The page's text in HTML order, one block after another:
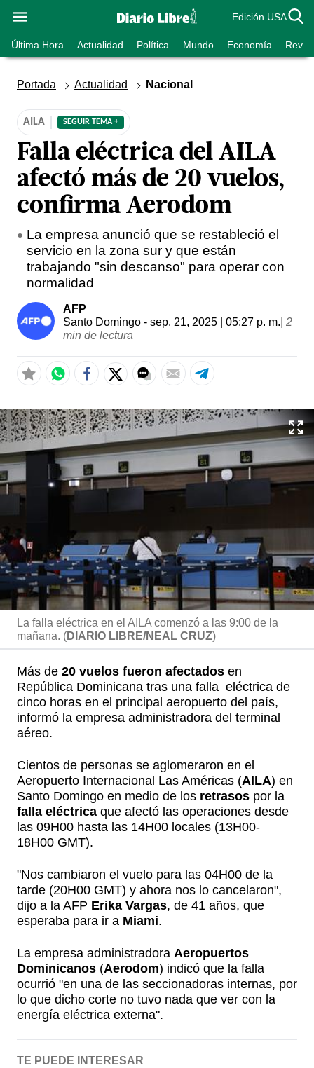
Edición USA
Última Hora Actualidad Política Mundo Economía
Portada Actualidad Nacional
AILA SEGUIR TEMA +
Falla eléctrica del AILA
afectó más de 20 vuelos,
confirma Aerodom
La empresa anunció que se restableció el
servicio en la zona sur y que están
trabajando "sin descanso" para operar con
normalidad
AFP
Santo Domingo - sep. 21, 2025 | 05:27 p. m. 2
min de lectura
La falla eléctrica en el AILA comenzó a las 9:00 de la
mañana. (DIARIO LIBRE/NEAL CRUZ)
Más de 20 vuelos fueron afectados en
República Dominicana tras una falla eléctrica de
cinco horas en el principal aeropuerto del país,
informó la empresa administradora del terminal
aéreo.
Cientos de personas se aglomeraron en el
Aeropuerto Internacional Las Américas (AILA) en
Santo Domingo en medio de los retrasos por la
falla eléctrica que afectó las operaciones desde
las 09H00 hasta las 14H00 locales (13H00-
18H00 GMT).
"Nos cambiaron el vuelo para las 04H00 de la
tarde (20H00 GMT) y ahora nos lo cancelaron",
dijo a la AFP Erika Vargas, de 41 años, que
esperaba para ir a Miami.
La empresa administradora Aeropuertos
Dominicanos (Aerodom) indicó que la falla
ocurrió "en una de las seccionadoras internas, por
lo que dicho corte no tuvo nada que ver con la
energía eléctrica externa".
TE PUEDE INTERESAR